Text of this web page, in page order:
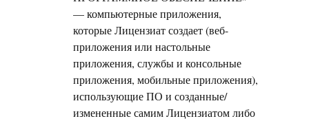
— компьютерные приложения,
которые Лицензиат создает (веб-
приложения или настольные
приложения, службы и консольные
приложения, мобильные приложения),
использующие ПО и созданные/
измененные самим Лицензиатом либо